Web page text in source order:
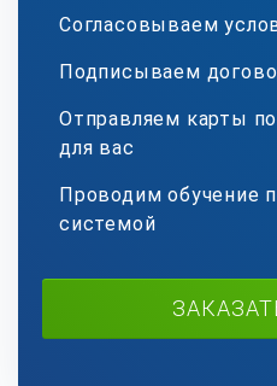
Согласовываем
Подписываем
Отправляем карты
для вас
Проводим обучение
системой